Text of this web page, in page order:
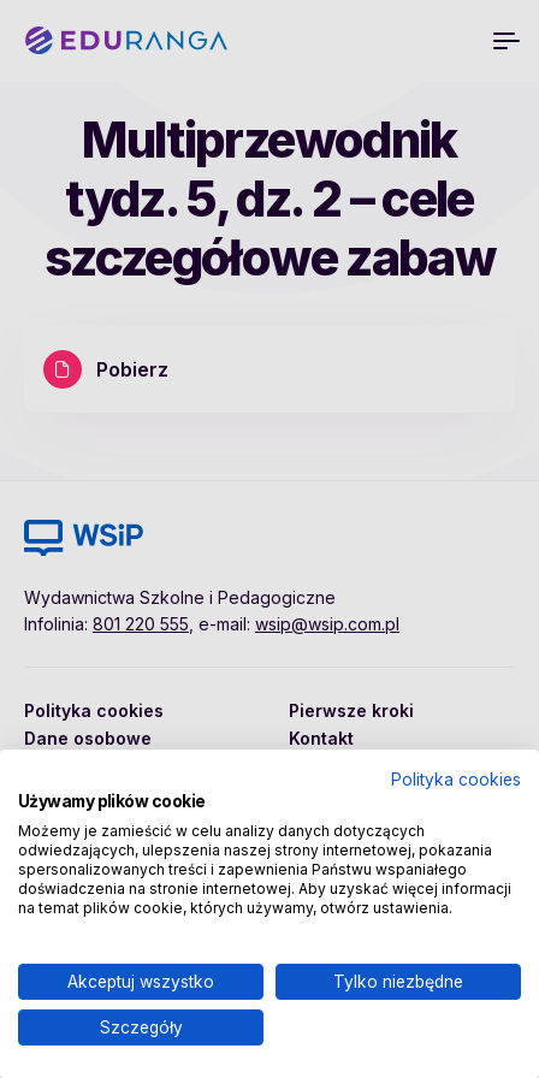
Multiprzewodnik
tydz. 5, dz. 2 – cele
szczegółowe zabaw
Pobierz
Wydawnictwa Szkolne i Pedagogiczne
Infolinia: 801 220 555 , e-mail: wsip@wsip.com.pl
Polityka cookies
Dane osobowe
Pierwsze kroki
Kontakt
Copyright © 2026 Wydawnictwa Szkolne i Pedagogiczne
Spółka Akcyjna
Polityka cookies
Używamy plików cookie
Możemy je zamieścić w celu analizy danych dotyczących
odwiedzających, ulepszenia naszej strony internetowej, pokazania
spersonalizowanych treści i zapewnienia Państwu wspaniałego
doświadczenia na stronie internetowej. Aby uzyskać więcej informacji
na temat plików cookie, których używamy, otwórz ustawienia.
Akceptuj wszystko Tylko niezbędne
Szczegóły